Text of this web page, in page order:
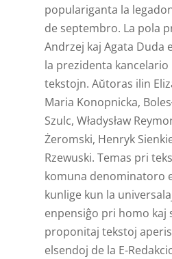
populariganta la
de septembro. La pola
Andrzej kaj Agata Duda
la prezidenta kancelario
tekstojn. Aŭtoras ilin
Maria Konopnicka,
Szulc, Władysław
Żeromski, Henryk
Rzewuski. Temas pri
komuna denominatoro
kunlige kun la
enpensiĝo pri homo kaj
proponitaj tekstoj
elsendoj de la E-